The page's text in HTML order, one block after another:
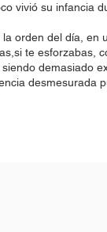
vivió su infancia
orden del día, en
te esforzabas,
demasiado
desmesurada